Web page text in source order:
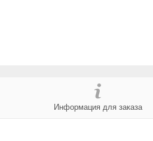
Информация для заказа